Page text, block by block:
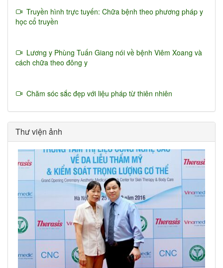
Truyền hình trực tuyến: Chữa bệnh theo phương pháp y
học cổ truyền
Lương y Phùng Tuấn Giang nói về bệnh Viêm Xoang và
cách chữa theo đông y
Chăm sóc sắc đẹp với liệu pháp từ thiên nhiên
Thư viện ảnh